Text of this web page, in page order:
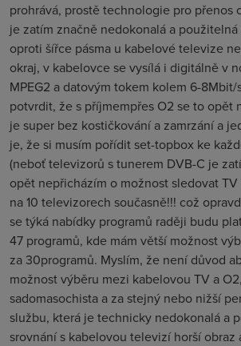
prohrává, prostě technologie pro přenos
je zatím značně nedokonalá a použitelná
oproti šířce pásma u kabelové televize
okraj, v kabelovce se vysílá i digitálně v
MPEG2 a datovým tokem kolem 6-
potvrdit, že s příjmempřes O2 se to opět
je super bez kostičkování a zamrzání a
je, že si musím pořídit set-topbox ke
(neboť televizorů s tunerem DVB-C je
opět nepřicházím o možnost sledovat
na 10 televizorech současně!!! což
se týká nabídky programů raději budu
47 programů, kde mám větší možnost
za 30programů. Myslím, že není důvod
možnost výběru mezi kabelovou TV a
sadomasochista a za stejný nebo nižší
službu, která je technicky nedokonalá a
srovnání s kabelovou televizí horší obraz